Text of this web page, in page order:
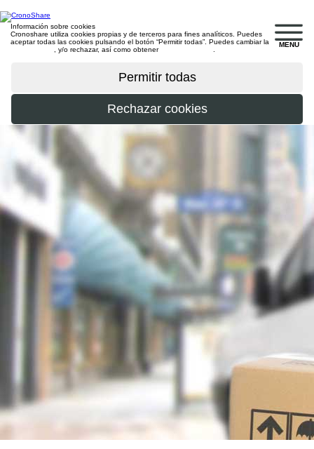
MENU
Información sobre cookies
Cronoshare utiliza cookies propias y de terceros para fines analíticos. Puedes
aceptar todas las cookies pulsando el botón “Permitir todas”. Puedes cambiar la
, y/o rechazar, así como obtener